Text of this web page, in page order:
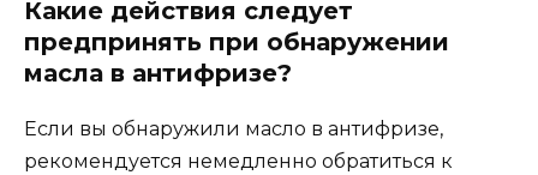
Какие действия следует
предпринять при обнаружении
масла в антифризе?
Если вы обнаружили масло в антифризе,
рекомендуется немедленно обратиться к